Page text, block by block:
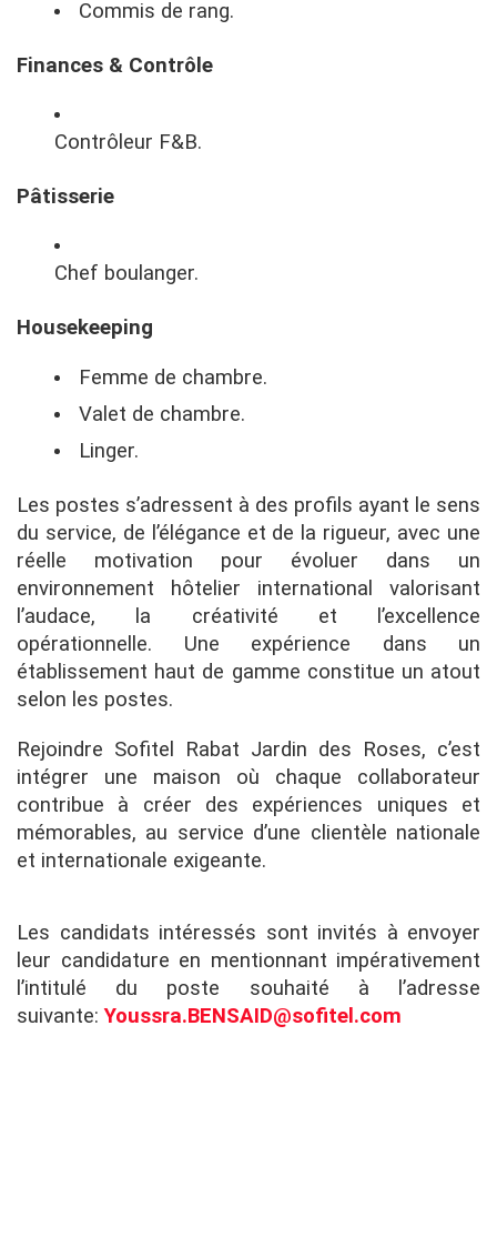
Commis de rang.
Finances & Contrôle
Contrôleur F&B.
Pâtisserie
Chef boulanger.
Housekeeping
Femme de chambre.
Valet de chambre.
Linger.
Les postes s’adressent à des profils ayant le sens
du service, de l’élégance et de la rigueur, avec une
réelle motivation pour évoluer dans un
environnement hôtelier international valorisant
l’audace, la créativité et l’excellence
opérationnelle. Une expérience dans un
établissement haut de gamme constitue un atout
selon les postes.
Rejoindre Sofitel Rabat Jardin des Roses, c’est
intégrer une maison où chaque collaborateur
contribue à créer des expériences uniques et
mémorables, au service d’une clientèle nationale
et internationale exigeante.
Les candidats intéressés sont invités à envoyer
leur candidature en mentionnant impérativement
l’intitulé du poste souhaité à l’adresse
suivante:Youssra.BENSAID@sofitel.com